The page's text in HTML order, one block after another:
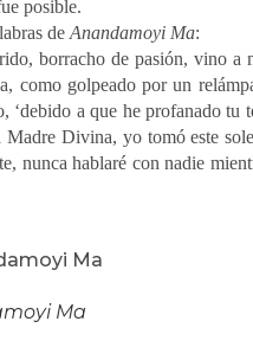
posible.
de Anandamoyi Ma:
borracho de pasión, vino a
como golpeado por un
‘debido a que he profanado
Divina, yo tomó este
nunca hablaré con nadie
Ma